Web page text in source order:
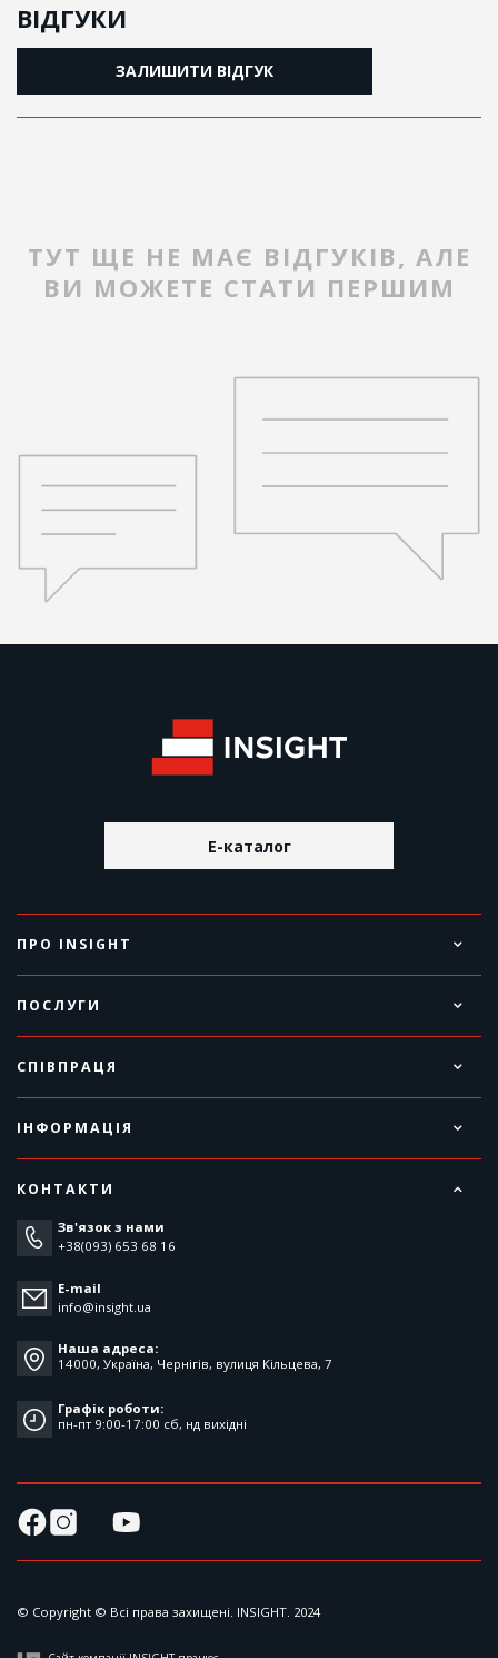
ВІДГУКИ
ЗАЛИШИТИ ВІДГУК
ТУТ ЩЕ НЕ МАЄ ВІДГУКІВ, АЛЕ
ВИ МОЖЕТЕ СТАТИ ПЕРШИМ
E-каталог
ПРО INSIGHT
ПОСЛУГИ
СПІВПРАЦЯ
ІНФОРМАЦІЯ
КОНТАКТИ
Зв'язок з нами
+38(093) 653 68 16
E-mail
info@insight.ua
Наша адреса:
14000, Україна, Чернігів, вулиця Кільцева, 7
Графік роботи:
пн-пт 9:00-17:00 cб, нд вихідні
© Copyright © Всі права захищені. INSIGHT. 2024